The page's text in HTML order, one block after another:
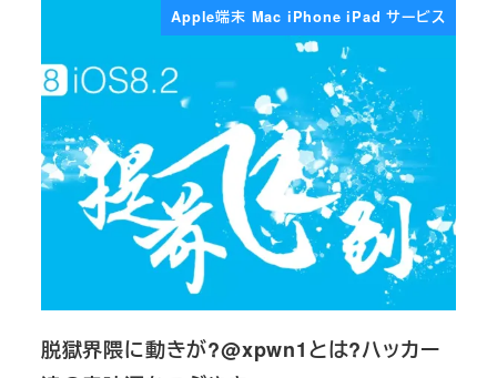
Apple端末 Mac iPhone iPad サービス
脱獄界隈に動きが?@xpwn1とは?ハッカー